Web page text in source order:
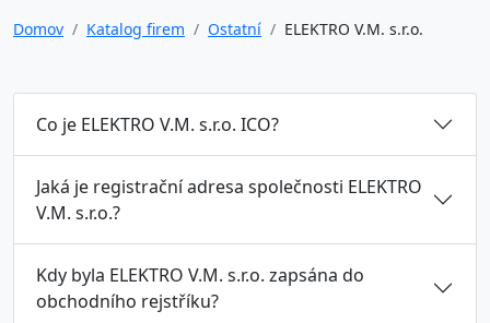
Domov
Katalog firem Ostatní ELEKTRO V.M. s.r.o.
Co je ELEKTRO V.M. s.r.o. ICO?
Jaká je registrační adresa společnosti ELEKTRO
V.M. s.r.o.?
Kdy byla ELEKTRO V.M. s.r.o. zapsána do
obchodního rejstříku?